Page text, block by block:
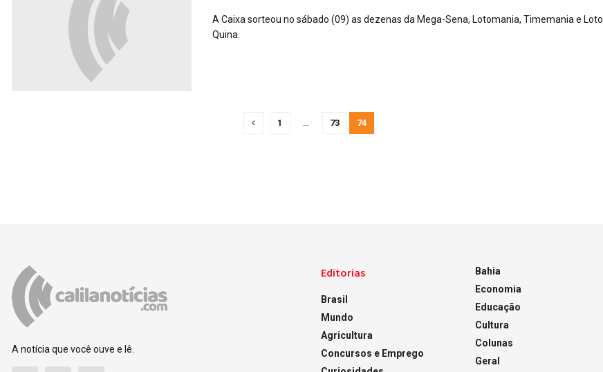
A Caixa sorteou no sábado (09) as dezenas da Mega-Sena, Lotomania, Timemania e Loto
Quina.
1 … 73 74
A notícia que você ouve e lê.
Editorias
Brasil
Mundo
Agricultura
Concursos e Emprego
Bahia
Economia
Educação
Cultura
Colunas
Geral